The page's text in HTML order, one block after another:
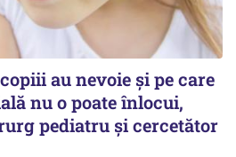
au nevoie și pe care
nu o poate înlocui,
pediatru și cercetător